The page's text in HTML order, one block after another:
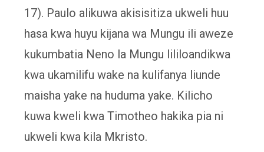
17). Paulo alikuwa akisisitiza ukweli huu
hasa kwa huyu kijana wa Mungu ili aweze
kukumbatia Neno la Mungu lililoandikwa
kwa ukamilifu wake na kulifanya liunde
maisha yake na huduma yake. Kilicho
kuwa kweli kwa Timotheo hakika pia ni
ukweli kwa kila Mkristo.